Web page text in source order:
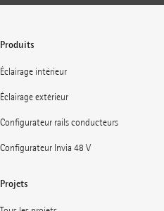
Produits
Éclairage intérieur
Éclairage extérieur
Configurateur rails conducteurs
Configurateur Invia 48 V
Projets